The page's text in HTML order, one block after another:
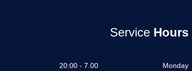
Service Hours
Monday
7.00 - 20:00